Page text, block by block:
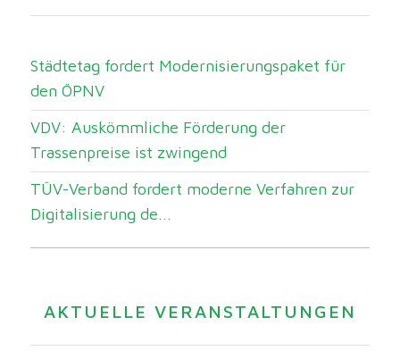
Städtetag fordert Modernisierungspaket für
den ÖPNV
VDV: Auskömmliche Förderung der
Trassenpreise ist zwingend
TÜV-Verband fordert moderne Verfahren zur
Digitalisierung de...
AKTUELLE VERANSTALTUNGEN